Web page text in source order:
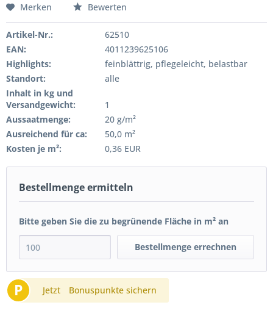
Merken Bewerten
Artikel-Nr.:
62510
EAN:
4011239625106
Highlights:
feinblättrig, pflegeleicht, belastbar
Standort:
alle
Inhalt in kg und
Versandgewicht:
1
Aussaatmenge:
20 g/m²
Ausreichend für ca:
50,0 m²
Kosten je m²:
0,36 EUR
Bestellmenge ermitteln
Bitte geben Sie die zu begrünende Fläche in m² an
Bestellmenge errechnen
P Jetzt Bonuspunkte sichern